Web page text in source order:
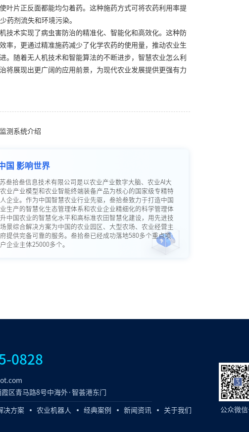
叶片正反面都能均匀着药。这种施药方式可将农药利用率提
药剂流失和环境污染。
技术实现了病虫害防治的精准化、智能化和高效化。这种防
率，更通过精准施药减少了化学农药的使用量，推动农业生
。随着无人机技术和智能算法的不断进步，智慧农业怎么利
将展现出更广阔的应用前景，为现代农业发展提供更强有力
测系统介绍
国 影响世界
叁拾叁信息技术有限公司是以农业产业数字大脑、农业AI大
业产业模型和农业智能终端装备产品为核心的国家级专精特
企业。作为中国智慧农业行业先驱，叁拾叁致力于打造中国
生产的智慧化生态管理体系和农业企业精细化的科学管理体
中国农业的智慧化水平和高标准农田智慧化建设，用先进技
景综合解决方案为中国的农业园区、大型农场、农业经营主
提供完备可靠的服务。叁拾叁已经成功落地580多个重点项
企业主体25000多个。
0828
区青马路8号中海外·智荟港东门
决方案 农业机器人 经典案例 新闻资讯 关于我们 公众微